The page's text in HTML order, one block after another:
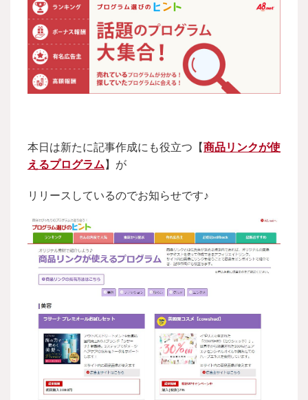
本日は新たに記事作成にも役立つ【商品リンクが使
えるプログラム 】が
リリースしているのでお知らせです♪